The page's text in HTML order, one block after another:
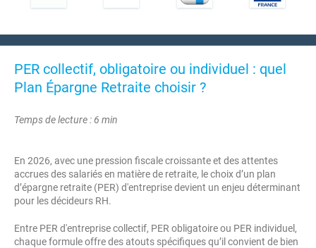
PER collectif, obligatoire ou individuel : quel
Plan Épargne Retraite choisir ?
Temps de lecture : 6 min
En 2026, avec une pression fiscale croissante et des attentes
accrues des salariés en matière de retraite, le choix d’un plan
d’épargne retraite (PER) d'entreprise devient un enjeu déterminant
pour les décideurs RH.
Entre PER d'entreprise collectif, PER obligatoire ou PER individuel,
chaque formule offre des atouts spécifiques qu’il convient de bien